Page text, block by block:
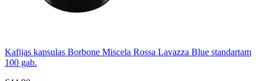
Kafijas kapsulas Borbone Miscela Rossa Lavazza Blue standartam
100 gab.